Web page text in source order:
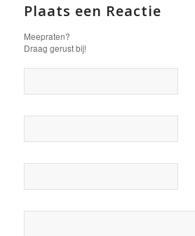
Plaats een Reactie
Meepraten?
Draag gerust bij!